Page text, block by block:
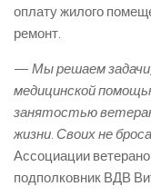
оплату жилого
ремонт.
— Мы решаем
медицинской
занятостью
жизни. Своих не
Ассоциации
подполковник ВДВ